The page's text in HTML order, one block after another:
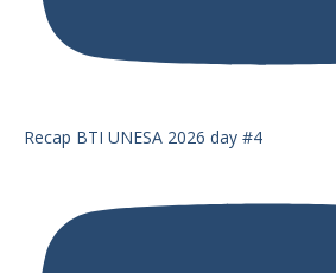
Recap BTI UNESA 2026 day #4